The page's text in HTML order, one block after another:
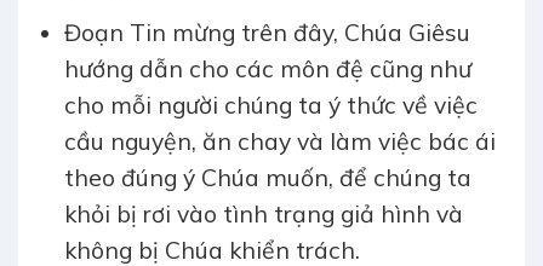
Đoạn Tin mừng trên đây, Chúa Giêsu
hướng dẫn cho các môn đệ cũng như
cho mỗi người chúng ta ý thức về việc
cầu nguyện, ăn chay và làm việc bác ái
theo đúng ý Chúa muốn, để chúng ta
khỏi bị rơi vào tình trạng giả hình và
không bị Chúa khiển trách.